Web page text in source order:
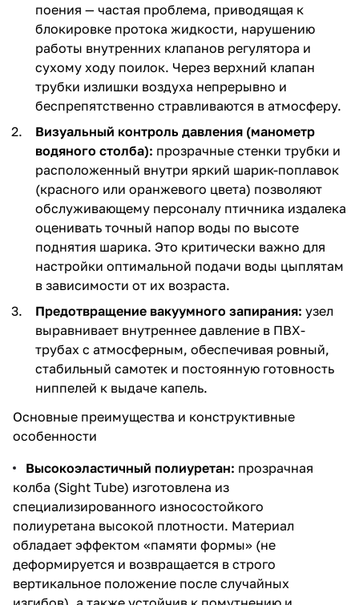
поения — частая проблема, приводящая к
блокировке протока жидкости, нарушению
работы внутренних клапанов регулятора и
сухому ходу поилок. Через верхний клапан
трубки излишки воздуха непрерывно и
беспрепятственно стравливаются в атмосферу.
Визуальный контроль давления (манометр
водяного столба): прозрачные стенки трубки и
расположенный внутри яркий шарик-поплавок
(красного или оранжевого цвета) позволяют
обслуживающему персоналу птичника издалека
оценивать точный напор воды по высоте
поднятия шарика. Это критически важно для
настройки оптимальной подачи воды цыплятам
в зависимости от их возраста.
Предотвращение вакуумного запирания: узел
выравнивает внутреннее давление в ПВХ-
трубах с атмосферным, обеспечивая ровный,
стабильный самотек и постоянную готовность
ниппелей к выдаче капель.
Основные преимущества и конструктивные
особенности
Высокоэластичный полиуретан: прозрачная
колба (Sight Tube) изготовлена из
специализированного износостойкого
полиуретана высокой плотности. Материал
обладает эффектом «памяти формы» (не
деформируется и возвращается в строго
вертикальное положение после случайных